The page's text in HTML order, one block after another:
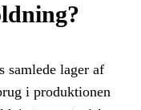
samlede lager af
i produktionen